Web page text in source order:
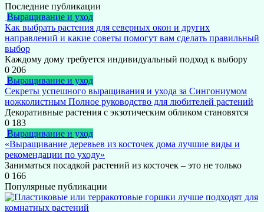
Последние публикации
Выращивание и уход
Как выбрать растения для северных окон и других
направлений и какие советы помогут вам сделать правильный
выбор
Каждому дому требуется индивидуальный подход к выбору
0 206
Выращивание и уход
Секреты успешного выращивания и ухода за Сингониумом
ножколистным Полное руководство для любителей растений
Декоративные растения с экзотическим обликом становятся
0 183
Выращивание и уход
«Выращивание деревьев из косточек дома лучшие виды и
рекомендации по уходу»
Заниматься посадкой растений из косточек – это не только
0 166
Популярные публикации